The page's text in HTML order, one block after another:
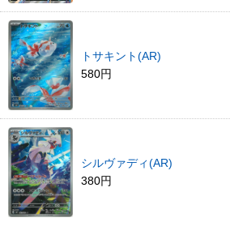
トサキント(AR)
580円
シルヴァディ(AR)
380円